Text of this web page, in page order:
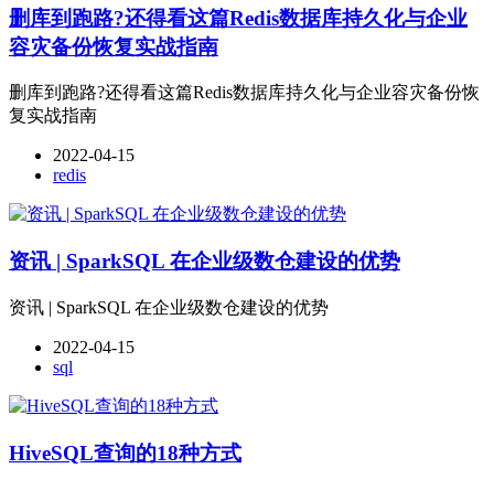
删库到跑路?还得看这篇Redis数据库持久化与企业
容灾备份恢复实战指南
删库到跑路?还得看这篇Redis数据库持久化与企业容灾备份恢
复实战指南
2022-04-15
redis
资讯 | SparkSQL 在企业级数仓建设的优势
资讯 | SparkSQL 在企业级数仓建设的优势
2022-04-15
sql
HiveSQL查询的18种方式